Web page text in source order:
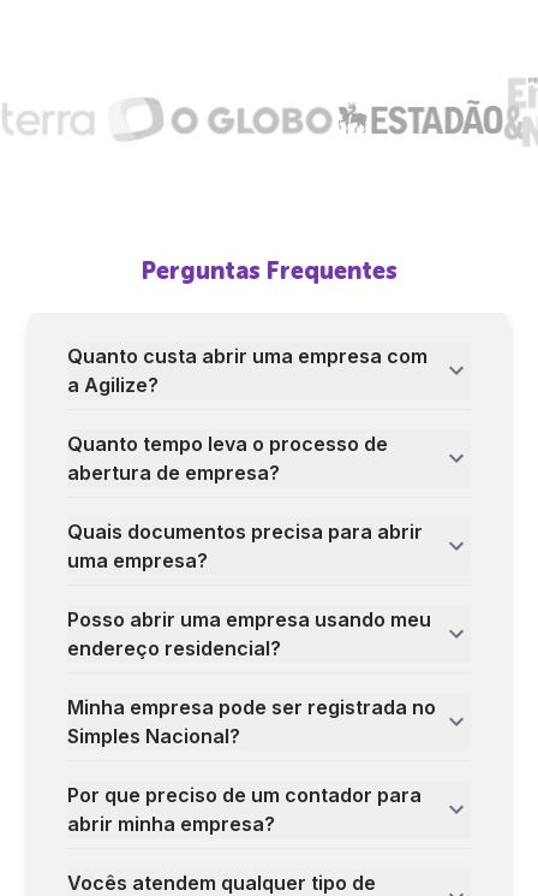
Perguntas Frequentes
Quanto custa abrir uma empresa com
a Agilize?
Quanto tempo leva o processo de
abertura de empresa?
Quais documentos precisa para abrir
uma empresa?
Posso abrir uma empresa usando meu
endereço residencial?
Minha empresa pode ser registrada no
Simples Nacional?
Por que preciso de um contador para
abrir minha empresa?
Vocês atendem qualquer tipo de